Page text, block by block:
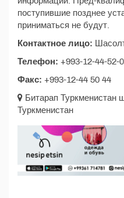
поступившие позднее
приниматься не будут.
Контактное лицо:
Телефон: +993-12-44-52-
Факс: +993-12-44 50 44
Битарап Туркменистан
Туркменистан